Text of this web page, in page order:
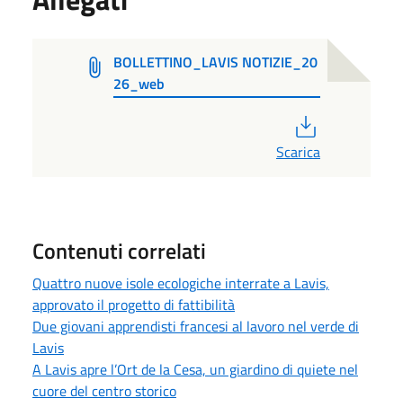
BOLLETTINO_LAVIS NOTIZIE_20
26_web
Scarica
Contenuti correlati
Quattro nuove isole ecologiche interrate a Lavis,
approvato il progetto di fattibilità
Due giovani apprendisti francesi al lavoro nel verde di
Lavis
A Lavis apre l’Ort de la Cesa, un giardino di quiete nel
cuore del centro storico